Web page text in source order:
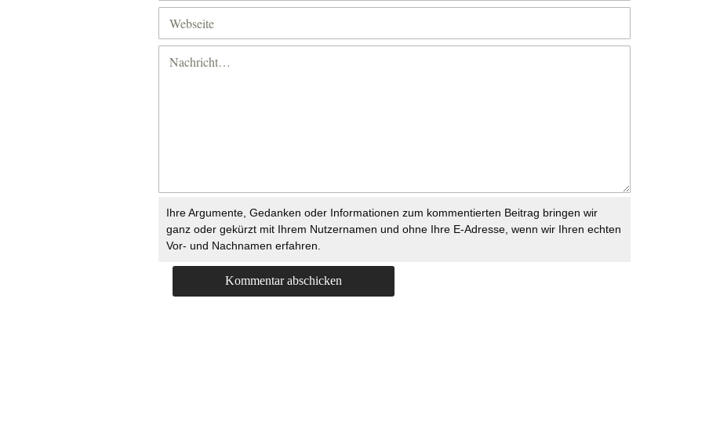
Ihre Argumente, Gedanken oder Informationen zum kommentierten Beitrag bringen wir
ganz oder gekürzt mit Ihrem Nutzernamen und ohne Ihre E-Adresse, wenn wir Ihren echten
Vor- und Nachnamen erfahren.